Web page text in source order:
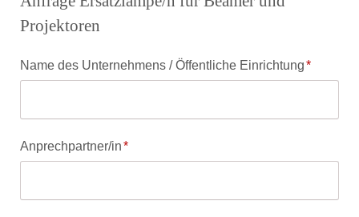
Projektoren
Pflichtfeld
Name des Unternehmens / Öffentliche Einrichtung*
Pflichtfeld
Anprechpartner/in*